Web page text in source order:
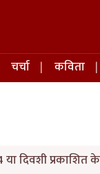
चर्चा कविता
दिवशी प्रकाशित